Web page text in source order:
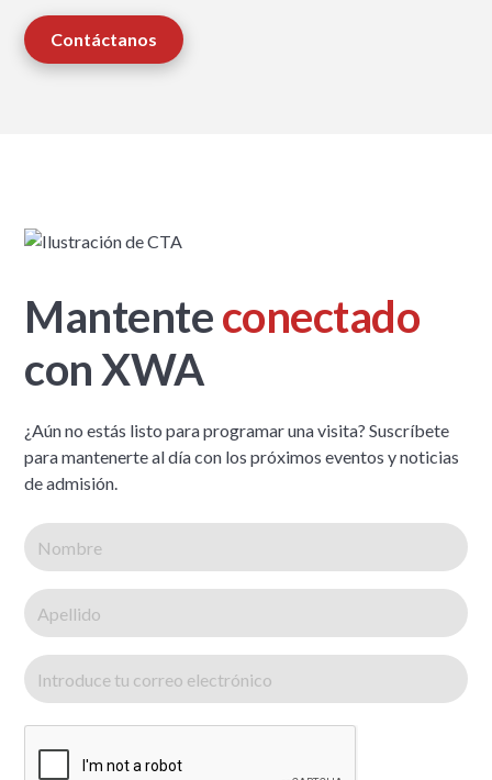
Contáctanos
Mantenteconectado
con XWA
¿Aún no estás listo para programar una visita? Suscríbete
para mantenerte al día con los próximos eventos y noticias
de admisión.